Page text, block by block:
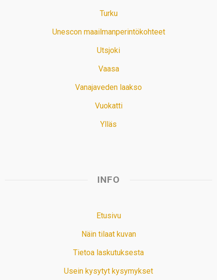
Turku
Unescon maailmanperintökohteet
Utsjoki
Vaasa
Vanajaveden laakso
Vuokatti
Ylläs
INFO
Etusivu
Näin tilaat kuvan
Tietoa laskutuksesta
Usein kysytyt kysymykset